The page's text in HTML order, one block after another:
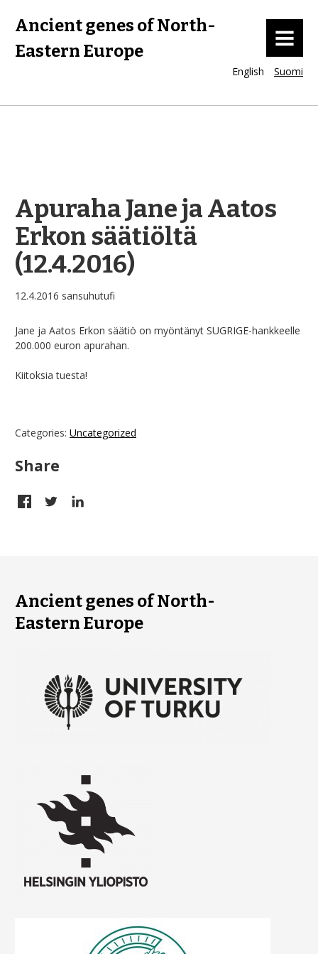
Ancient genes of North-
Eastern Europe
MENU
English Suomi
Apuraha Jane ja Aatos
Erkon säätiöltä
(12.4.2016)
12.4.2016 sansuhutufi
Jane ja Aatos Erkon säätiö on myöntänyt SUGRIGE-hankkeelle
200.000 euron apurahan.
Kiitoksia tuesta!
Categories: Uncategorized
Share
Ancient genes of North-
Eastern Europe